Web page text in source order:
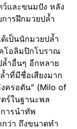
ว์และขนมปัง หลัง
ารฝึกมวยปล้ำ
เป็นนักมวยปล้ำ
โอลิมปิกโบราณ
ำอื่นๆ อีกหลาย
ำที่มีชื่อเสียงมาก
ครอตัน” (Milo of
ร์ในฐานะพล
ารนำทัพ
ว่า ถึงขนาดทำ